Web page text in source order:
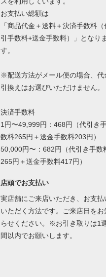
お支払い総額は
「商品代金＋送料＋決済手数料（
引手数料+送金手数料）」となりま
す。
※配送方法がメール便の場合、代
引換えはお選びいただけません。
決済手数料
1円〜49,999円：468円（代引き
数料265円＋送金手数料203円）
50,000円〜：682円（代引き手数
265円＋送金手数料417円）
店頭でお支払い
実店舗にご来店いただき、お支払
いただく方法です。ご来店日をお
らせください。※お引き取りは1週
間以内でお願いします。